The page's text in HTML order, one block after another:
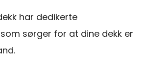
har dedikerte
sørger for at dine dekk er